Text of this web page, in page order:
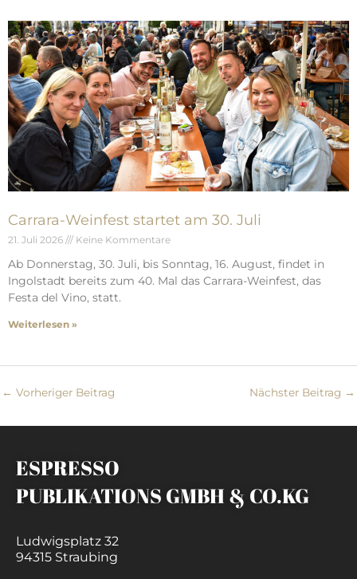
Carrara-Weinfest startet am 30. Juli
21. Juli 2026 Keine Kommentare
Ab Donnerstag, 30. Juli, bis Sonntag, 16. August, findet in
Ingolstadt bereits zum 40. Mal das Carrara-Weinfest, das
Festa del Vino, statt.
Weiterlesen »
← Vorheriger Beitrag Nächster Beitrag →
ESPRESSO
PUBLIKATIONS GMBH & CO.KG
Ludwigsplatz 32
94315 Straubing